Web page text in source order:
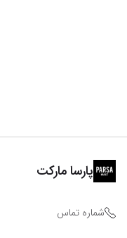
پارسا مارکت
شماره تماس